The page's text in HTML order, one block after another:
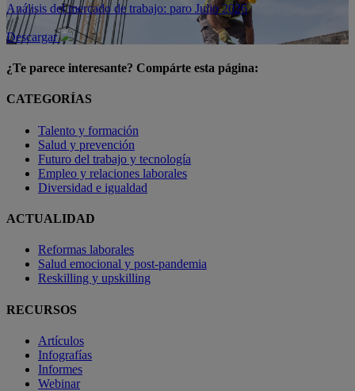
Análisis del mercado de trabajo: paro Julio 2026
Descargar
¿Te parece interesante? Compárte esta página:
CATEGORÍAS
Talento y formación
Salud y prevención
Futuro del trabajo y tecnología
Empleo y relaciones laborales
Diversidad e igualdad
ACTUALIDAD
Reformas laborales
Salud emocional y post-pandemia
Reskilling y upskilling
RECURSOS
Artículos
Infografías
Informes
Webinar